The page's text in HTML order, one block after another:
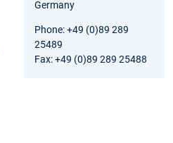
Germany
Phone: +49 (0)89 289
25489
Fax: +49 (0)89 289 25488